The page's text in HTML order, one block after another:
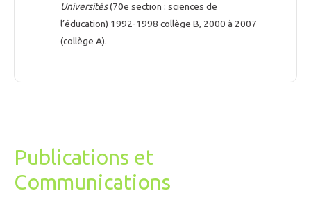
Universités(70e section : sciences de
l’éducation) 1992-1998 collège B, 2000 à 2007
(collège A).
Publications et
Communications